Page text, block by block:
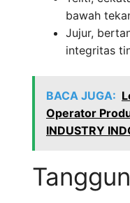
bawah
Jujur,
integritas
BACA JUGA:
Operator
INDUSTRY